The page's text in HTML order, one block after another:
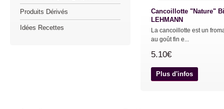
Cancoillotte "Nature"
LEHMANN
La cancoillotte est un
au goût fin e...
5.10€
Plus d'infos
Produits Dérivés
Idées Recettes